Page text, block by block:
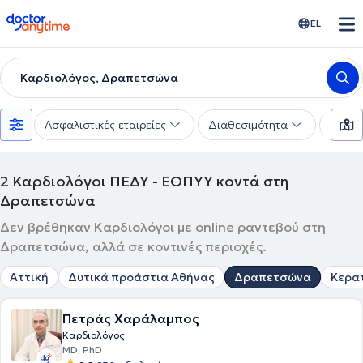
doctoranytime EL
Καρδιολόγος, Δραπετσώνα
Ασφαλιστικές εταιρείες Διαθεσιμότητα
2 Καρδιολόγοι ΠΕΔΥ - ΕΟΠΥΥ κοντά στη
Δραπετσώνα
Δεν βρέθηκαν Καρδιολόγοι με online ραντεβού στη
Δραπετσώνα, αλλά σε κοντινές περιοχές.
Αττική Δυτικά προάστια Αθήνας Δραπετσώνα
Πετράς Χαράλαμπος
Καρδιολόγος
MD, PhD